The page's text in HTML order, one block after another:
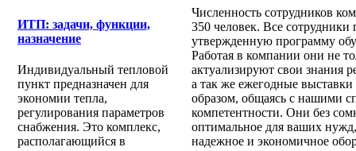
ИТП: задачи, функции,
назначение
Индивидуальный тепловой
пункт предназначен для
экономии тепла,
регулирования параметров
снабжения. Это комплекс,
располагающийся в
Численность сотрудников
350 человек. Все
утвержденную программу
Работая в компании они не
актуализируют свои знания
а так же ежегодные
образом, общаясь с нашими
компетентности. Они без
оптимальное для ваших
надежное и экономичное